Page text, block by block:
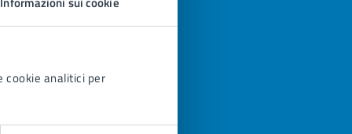
cookie analitici per